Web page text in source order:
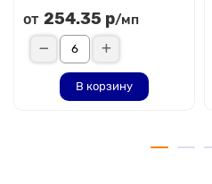
от 254.35 р/мп
В корзину